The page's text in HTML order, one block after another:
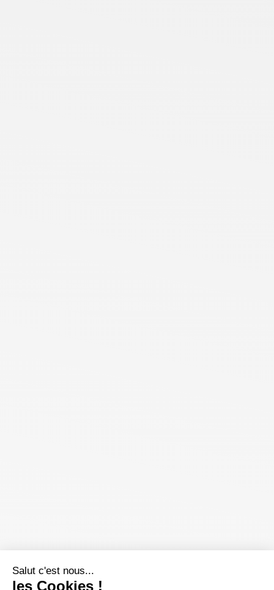
Salut c'est nous...
les Cookies !